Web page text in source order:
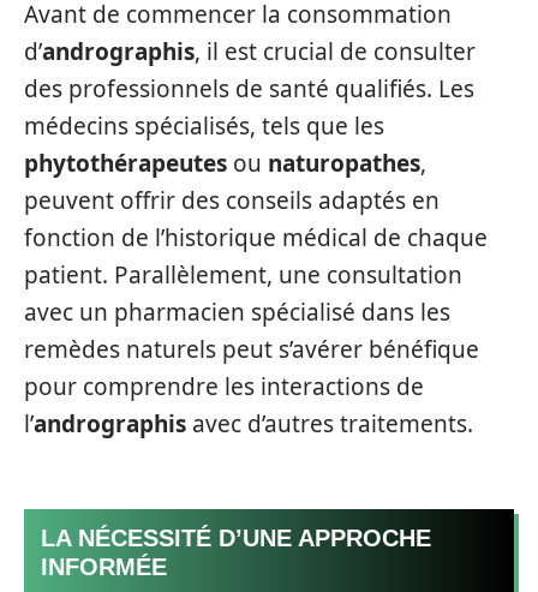
Avant de commencer la consommation
d’andrographis, il est crucial de consulter
des professionnels de santé qualifiés. Les
médecins spécialisés, tels que les
phytothérapeutes ou naturopathes,
peuvent offrir des conseils adaptés en
fonction de l’historique médical de chaque
patient. Parallèlement, une consultation
avec un pharmacien spécialisé dans les
remèdes naturels peut s’avérer bénéfique
pour comprendre les interactions de
l’andrographis avec d’autres traitements.
LA NÉCESSITÉ D’UNE APPROCHE
INFORMÉE